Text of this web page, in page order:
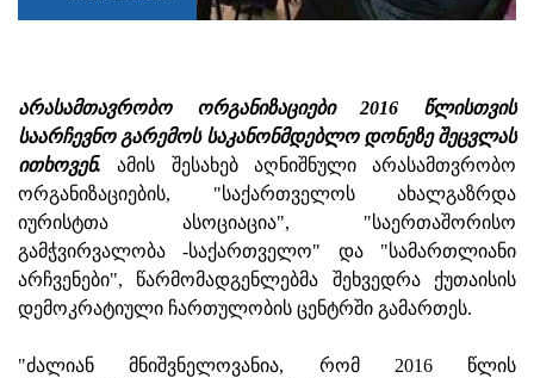
არასამთავრობო ორგანიზაციები 2016 წლისთვის
საარჩევნო გარემოს საკანონმდებლო დონეზე შეცვლას
ითხოვენ. ამის შესახებ აღნიშნული არასამთვრობო
ორგანიზაციების, "საქართველოს ახალგაზრდა
იურისტთა ასოციაცია", "საერთაშორისო
გამჭვირვალობა -საქართველო" და "სამართლიანი
არჩვენები", წარმომადგენლებმა შეხვედრა ქუთაისის
დემოკრატიული ჩართულობის ცენტრში გამართეს.
"ძალიან მნიშვნელოვანია, რომ 2016 წლის